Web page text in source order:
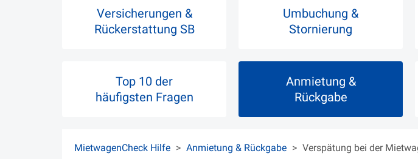
Versicherungen &
Rückerstattung SB
Umbuchung &
Stornierung
Top 10 der
häufigsten Fragen
Anmietung &
Rückgabe
MietwagenCheck Hilfe Anmietung & Rückgabe Verspätung bei der